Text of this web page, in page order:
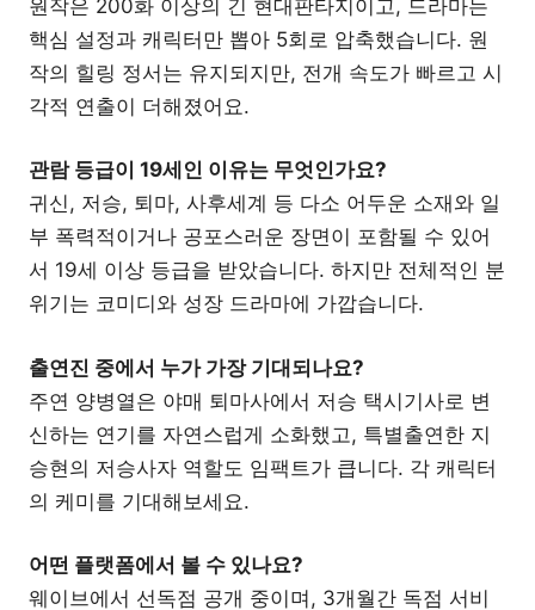
원작은 200화 이상의 긴 현대판타지이고, 드라마는
핵심 설정과 캐릭터만 뽑아 5회로 압축했습니다. 원
작의 힐링 정서는 유지되지만, 전개 속도가 빠르고 시
각적 연출이 더해졌어요.
관람 등급이 19세인 이유는 무엇인가요?
귀신, 저승, 퇴마, 사후세계 등 다소 어두운 소재와 일
부 폭력적이거나 공포스러운 장면이 포함될 수 있어
서 19세 이상 등급을 받았습니다. 하지만 전체적인 분
위기는 코미디와 성장 드라마에 가깝습니다.
출연진 중에서 누가 가장 기대되나요?
주연 양병열은 야매 퇴마사에서 저승 택시기사로 변
신하는 연기를 자연스럽게 소화했고, 특별출연한 지
승현의 저승사자 역할도 임팩트가 큽니다. 각 캐릭터
의 케미를 기대해보세요.
어떤 플랫폼에서 볼 수 있나요?
웨이브에서 선독점 공개 중이며, 3개월간 독점 서비